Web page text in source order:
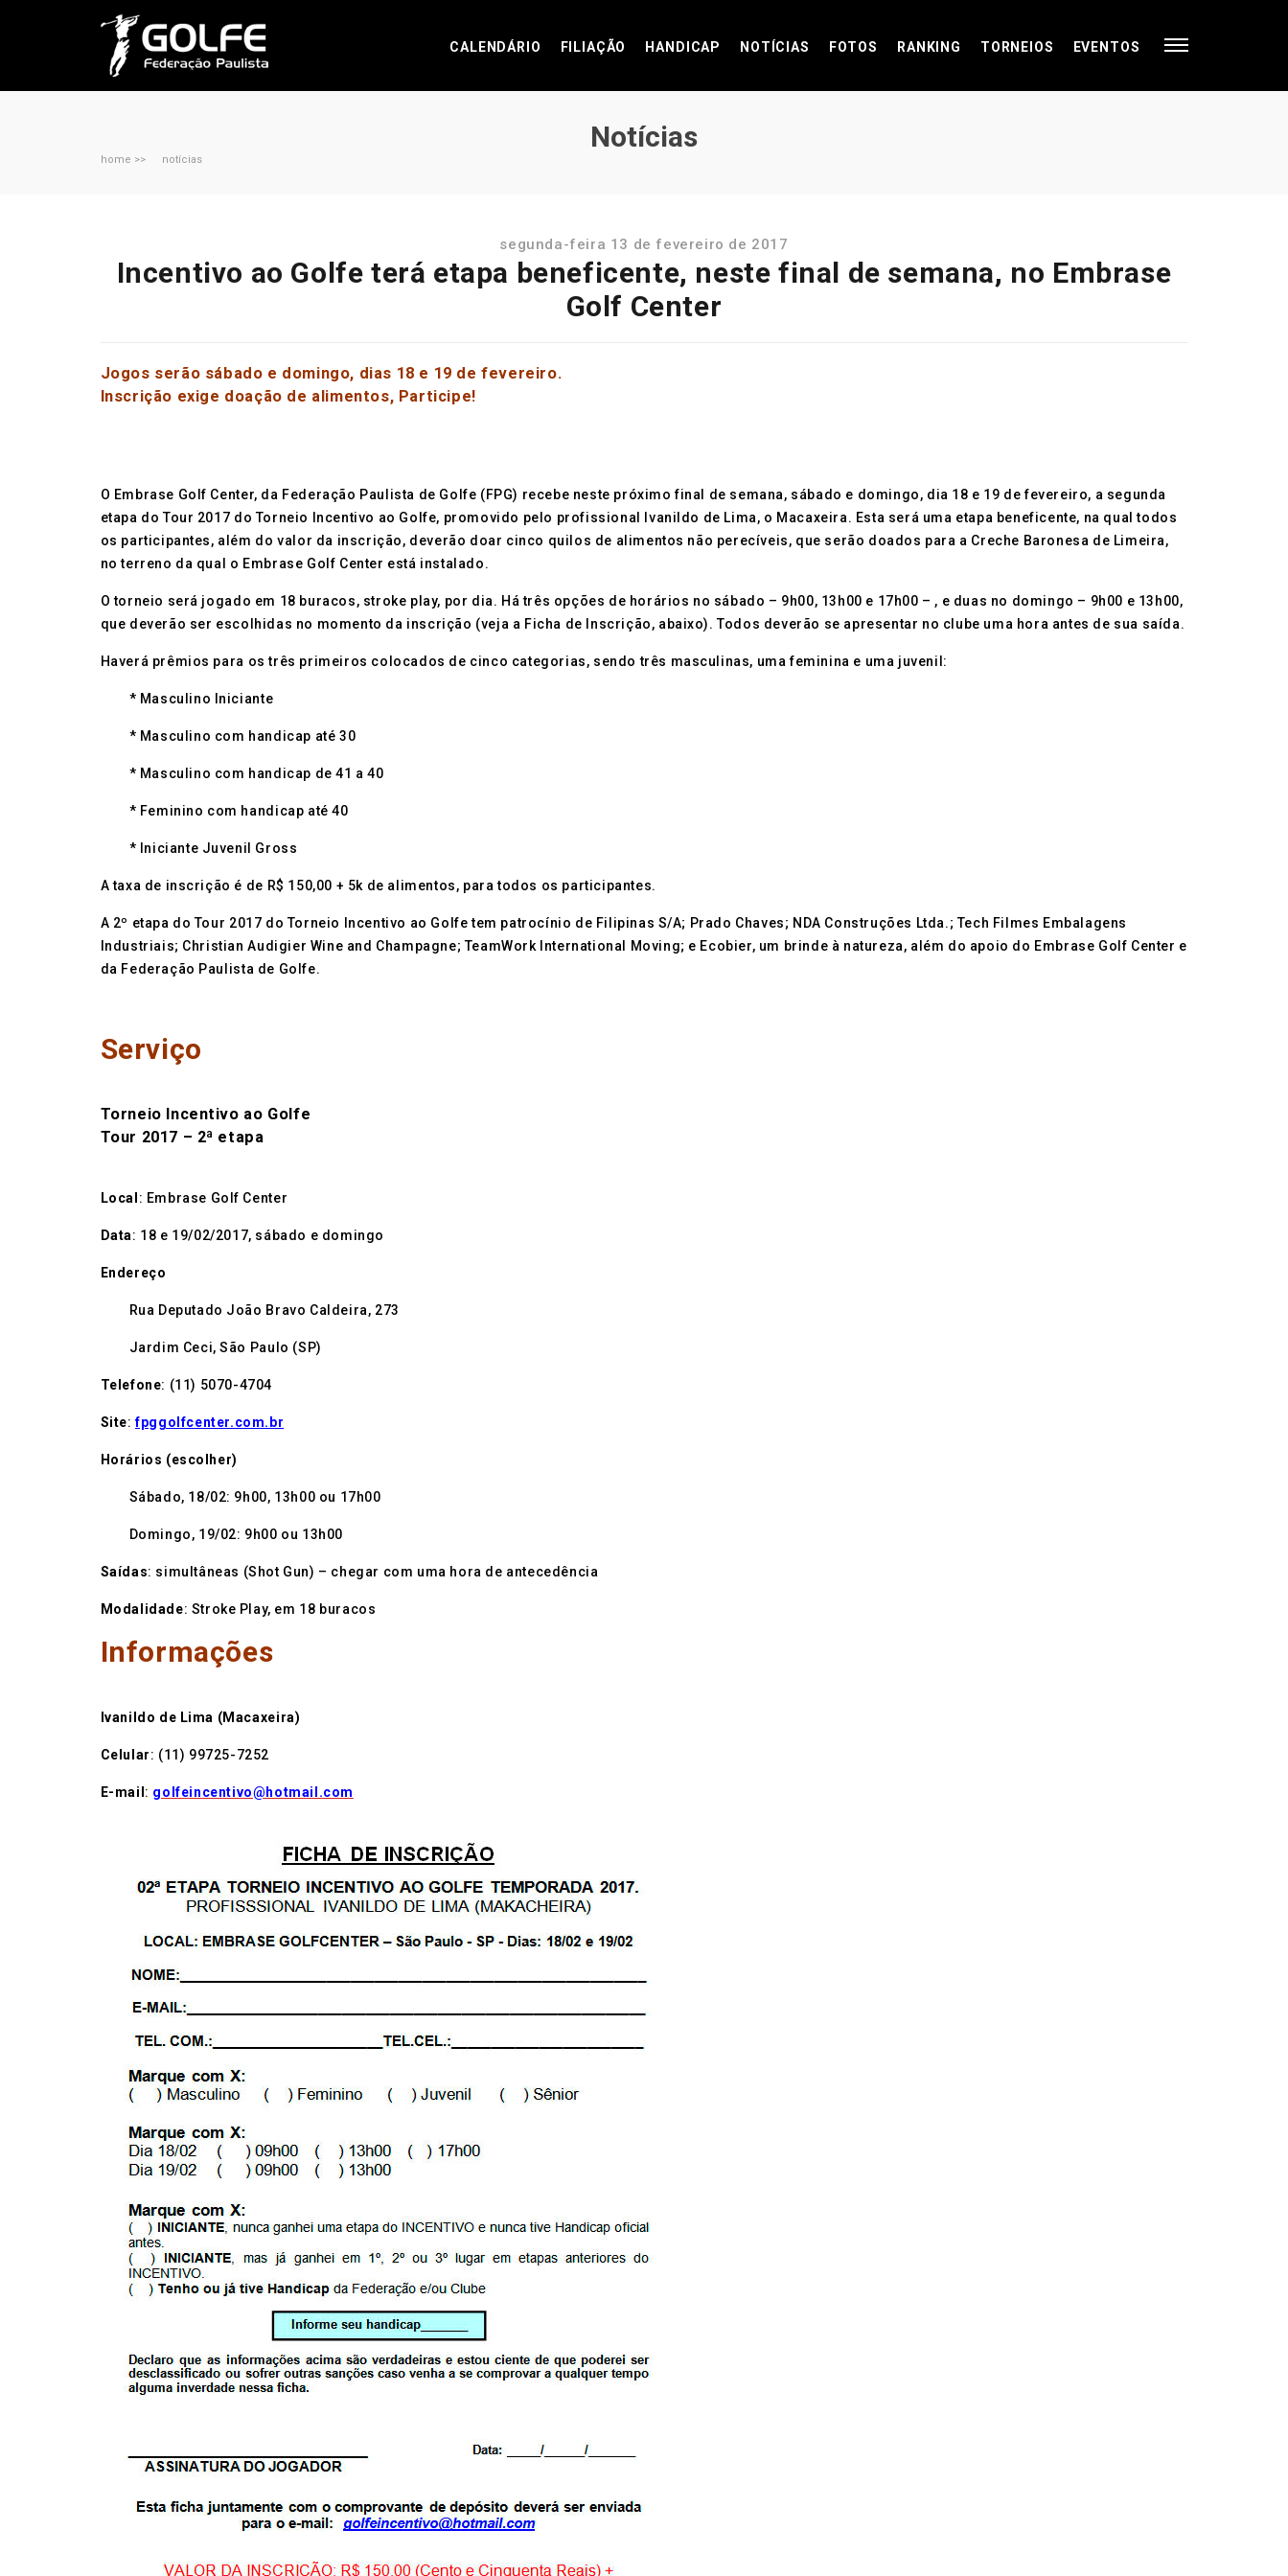
CALENDÁRIO FILIAÇÃO HANDICAP NOTÍCIAS FOTOS RANKING TORNEIOS EVENTOS
Notícias
home >> notícias
segunda-feira 13 de fevereiro de 2017
Incentivo ao Golfe terá etapa beneficente, neste final de semana, no Embrase
Golf Center
Jogos serão sábado e domingo, dias 18 e 19 de fevereiro.
Inscrição exige doação de alimentos, Participe!
O Embrase Golf Center, da Federação Paulista de Golfe (FPG) recebe neste próximo final de semana, sábado e domingo, dia 18 e 19 de fevereiro, a segunda
etapa do Tour 2017 do Torneio Incentivo ao Golfe, promovido pelo profissional Ivanildo de Lima, o Macaxeira. Esta será uma etapa beneficente, na qual todos
os participantes, além do valor da inscrição, deverão doar cinco quilos de alimentos não perecíveis, que serão doados para a Creche Baronesa de Limeira,
no terreno da qual o Embrase Golf Center está instalado.
O torneio será jogado em 18 buracos, stroke play, por dia. Há três opções de horários no sábado – 9h00, 13h00 e 17h00 – , e duas no domingo – 9h00 e 13h00,
que deverão ser escolhidas no momento da inscrição (veja a Ficha de Inscrição, abaixo). Todos deverão se apresentar no clube uma hora antes de sua saída.
Haverá prêmios para os três primeiros colocados de cinco categorias, sendo três masculinas, uma feminina e uma juvenil:
* Masculino Iniciante
* Masculino com handicap até 30
* Masculino com handicap de 41 a 40
* Feminino com handicap até 40
* Iniciante Juvenil Gross
A taxa de inscrição é de R$ 150,00 + 5k de alimentos, para todos os participantes.
A 2º etapa do Tour 2017 do Torneio Incentivo ao Golfe tem patrocínio de Filipinas S/A; Prado Chaves; NDA Construções Ltda.; Tech Filmes Embalagens
Industriais; Christian Audigier Wine and Champagne; TeamWork International Moving; e Ecobier, um brinde à natureza, além do apoio do Embrase Golf Center e
da Federação Paulista de Golfe.
Serviço
Torneio Incentivo ao Golfe
Tour 2017 – 2ª etapa
Local : Embrase Golf Center
Data: 18 e 19/02/2017, sábado e domingo
Endereço
Rua Deputado João Bravo Caldeira, 273
Jardim Ceci, São Paulo (SP)
Telefone: (11) 5070-4704
Site:fpggolfcenter.com.br
Horários (escolher)
Sábado, 18/02: 9h00, 13h00 ou 17h00
Domingo, 19/02: 9h00 ou 13h00
Saídas: simultâneas (Shot Gun) – chegar com uma hora de antecedência
Modalidade: Stroke Play, em 18 buracos
Informações
Ivanildo de Lima (Macaxeira)
Celular: (11) 99725-7252
E-mail : golfeincentivo@hotmail.com